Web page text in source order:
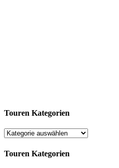
Touren Kategorien
Touren Kategorien